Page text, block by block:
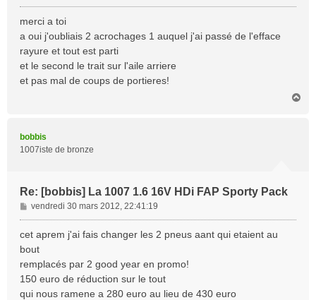
e
a
g
e
merci a toi
a oui j'oubliais 2 acrochages 1 auquel j'ai passé de l'efface
rayure et tout est parti
et le second le trait sur l'aile arriere
et pas mal de coups de portieres!
bobbis
1007iste de bronze
Re: [bobbis] La 1007 1.6 16V HDi FAP Sporty Pack
M
e
s
a
g
e
vendredi 30 mars 2012, 22:41:19
cet aprem j'ai fais changer les 2 pneus aant qui etaient au
bout
remplacés par 2 good year en promo!
150 euro de réduction sur le tout
qui nous ramene a 280 euro au lieu de 430 euro